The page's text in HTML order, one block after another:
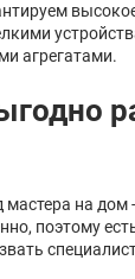
агрегатами.
на
поэтому